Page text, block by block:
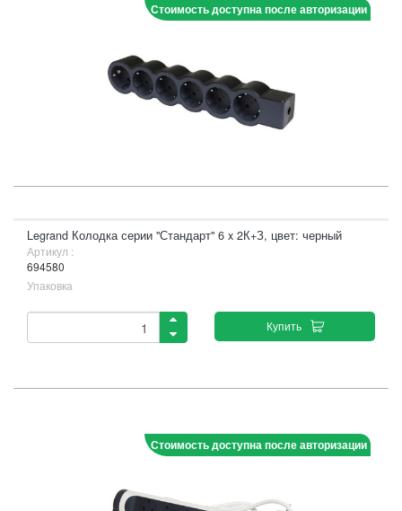
Стоимость доступна после авторизации
Legrand Колодка серии "Стандарт" 6 x 2К+З, цвет: черный
Артикул :
694580
Упаковка
Купить
Стоимость доступна после авторизации